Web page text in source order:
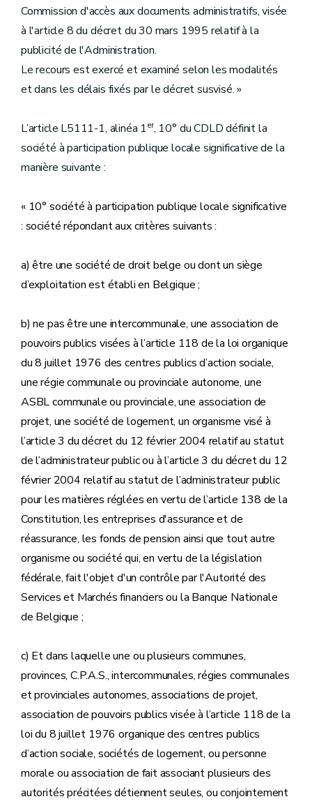
Commission d'accès aux documents administratifs, visée
à l'article 8 du décret du 30 mars 1995 relatif à la
publicité de l'Administration.
Le recours est exercé et examiné selon les modalités
et dans les délais fixés par le décret susvisé. »
L’article L5111-1, alinéa 1er, 10° du CDLD définit la
société à participation publique locale significative de la
manière suivante :
« 10° société à participation publique locale significative
: société répondant aux critères suivants :
a) être une société de droit belge ou dont un siège
d’exploitation est établi en Belgique ;
b) ne pas être une intercommunale, une association de
pouvoirs publics visées à l’article 118 de la loi organique
du 8 juillet 1976 des centres publics d’action sociale,
une régie communale ou provinciale autonome, une
ASBL communale ou provinciale, une association de
projet, une société de logement, un organisme visé à
l’article 3 du décret du 12 février 2004 relatif au statut
de l’administrateur public ou à l’article 3 du décret du 12
février 2004 relatif au statut de l’administrateur public
pour les matières réglées en vertu de l’article 138 de la
Constitution, les entreprises d'assurance et de
réassurance, les fonds de pension ainsi que tout autre
organisme ou société qui, en vertu de la législation
fédérale, fait l'objet d'un contrôle par l'Autorité des
Services et Marchés financiers ou la Banque Nationale
de Belgique ;
c) Et dans laquelle une ou plusieurs communes,
provinces, C.P.A.S., intercommunales, régies communales
et provinciales autonomes, associations de projet,
association de pouvoirs publics visée à l’article 118 de la
loi du 8 juillet 1976 organique des centres publics
d’action sociale, sociétés de logement, ou personne
morale ou association de fait associant plusieurs des
autorités précitées détiennent seules, ou conjointement